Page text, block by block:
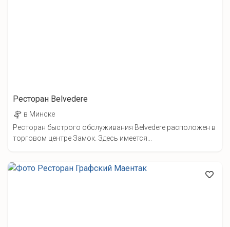
Ресторан Belvedere
в Минске
Ресторан быстрого обслуживания Belvedere расположен в
торговом центре Замок. Здесь имеется...